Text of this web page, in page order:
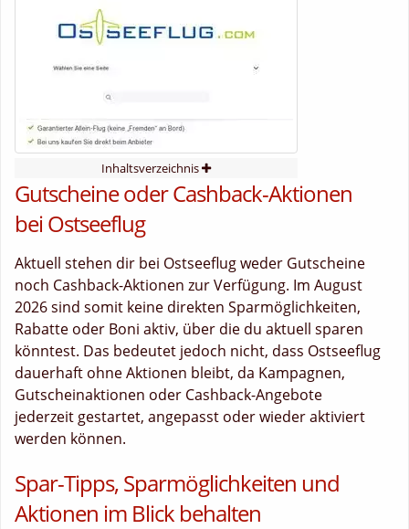
Inhaltsverzeichnis
Gutscheine oder Cashback-Aktionen
bei Ostseeflug
Aktuell stehen dir bei Ostseeflug weder Gutscheine
noch Cashback-Aktionen zur Verfügung. Im August
2026 sind somit keine direkten Sparmöglichkeiten,
Rabatte oder Boni aktiv, über die du aktuell sparen
könntest. Das bedeutet jedoch nicht, dass Ostseeflug
dauerhaft ohne Aktionen bleibt, da Kampagnen,
Gutscheinaktionen oder Cashback-Angebote
jederzeit gestartet, angepasst oder wieder aktiviert
werden können.
Spar-Tipps, Sparmöglichkeiten und
Aktionen im Blick behalten